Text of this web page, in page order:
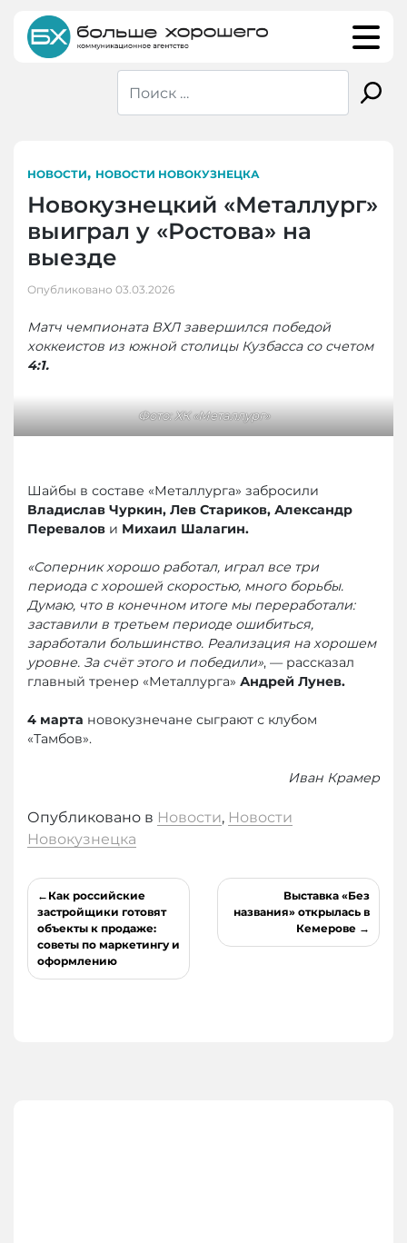
content
НОВОСТИ, НОВОСТИ НОВОКУЗНЕЦКА
Новокузнецкий «Металлург»
выиграл у «Ростова» на
выезде
Опубликовано 03.03.2026
Матч чемпионата ВХЛ завершился победой
хоккеистов из южной столицы Кузбасса со счетом
4:1.
Фото: ХК «Металлург»
Шайбы в составе «Металлурга» забросили
Владислав Чуркин, Лев Стариков, Александр
Перевалов и Михаил Шалагин.
«Соперник хорошо работал, играл все три
периода с хорошей скоростью, много борьбы.
Думаю, что в конечном итоге мы переработали:
заставили в третьем периоде ошибиться,
заработали большинство. Реализация на хорошем
уровне. За счёт этого и победили», — рассказал
главный тренер «Металлурга» Андрей Лунев.
4 марта новокузнечане сыграют с клубом
«Тамбов».
Иван Крамер
Опубликовано в Новости, Новости
Новокузнецка
Навигация
по
записям
Как российские
застройщики готовят
объекты к продаже:
советы по маркетингу и
оформлению
Выставка «Без
названия» открылась в
Кемерове